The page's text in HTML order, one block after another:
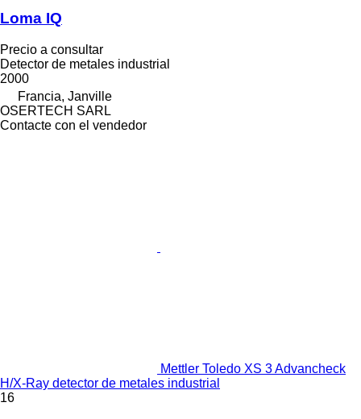
Loma IQ
Precio a consultar
Detector de metales industrial
2000
Francia, Janville
OSERTECH SARL
Contacte con el vendedor
Mettler Toledo XS 3 Advancheck
H/X-Ray detector de metales industrial
16